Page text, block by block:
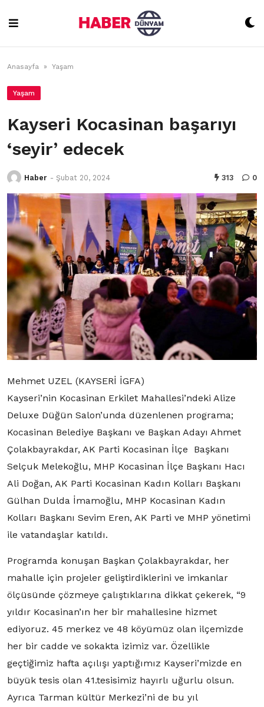
content
Anasayfa » Yaşam
Yaşam
Kayseri Kocasinan başarıyı
‘seyir’ edecek
Haber - Şubat 20, 2024 313 0
Mehmet UZEL (KAYSERİ İGFA)
Kayseri’nin Kocasinan Erkilet Mahallesi’ndeki Alize
Deluxe Düğün Salon’unda düzenlenen programa;
Kocasinan Belediye Başkanı ve Başkan Adayı Ahmet
Çolakbayrakdar, AK Parti Kocasinan İlçe Başkanı
Selçuk Melekoğlu, MHP Kocasinan İlçe Başkanı Hacı
Ali Doğan, AK Parti Kocasinan Kadın Kolları Başkanı
Gülhan Dulda İmamoğlu, MHP Kocasinan Kadın
Kolları Başkanı Sevim Eren, AK Parti ve MHP yönetimi
ile vatandaşlar katıldı.
Programda konuşan Başkan Çolakbayrakdar, her
mahalle için projeler geliştirdiklerini ve imkanlar
ölçüsünde çözmeye çalıştıklarına dikkat çekerek, “9
yıldır Kocasinan’ın her bir mahallesine hizmet
ediyoruz. 45 merkez ve 48 köyümüz olan ilçemizde
her bir cadde ve sokakta izimiz var. Özellikle
geçtiğimiz hafta açılışı yaptığımız Kayseri’mizde en
büyük tesis olan 41.tesisimiz hayırlı uğurlu olsun.
Ayrıca Tarman kültür Merkezi’ni de bu yıl